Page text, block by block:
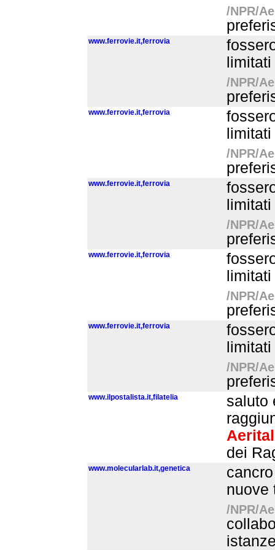
/NPR/
www.ferrovie.it,ferrovia
/NPR/
www.ferrovie.it,ferrovia
/NPR/
www.ferrovie.it,ferrovia
/NPR/
www.ferrovie.it,ferrovia
/NPR/
www.ferrovie.it,ferrovia
/NPR/
www.ilpostalista.it,filatelia
saluto
dei
www.molecularlab.it,genetica
nuove
/NPR/